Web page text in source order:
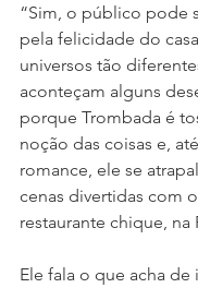
“Sim, o público pode
pela felicidade do
universos tão
aconteçam alguns
porque Trombada é
noção das coisas e,
romance, ele se
cenas divertidas com
restaurante chique, na
Ele fala o que acha de